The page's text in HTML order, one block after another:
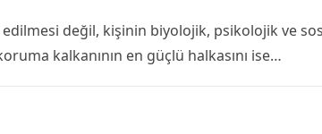
edilmesi değil, kişinin biyolojik, psikolojik ve
kalkanının en güçlü halkasını ise…